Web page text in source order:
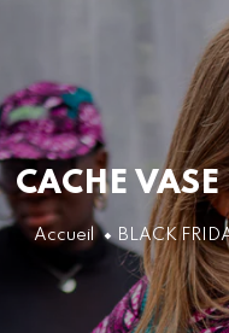
CACHE
Accueil BLACK